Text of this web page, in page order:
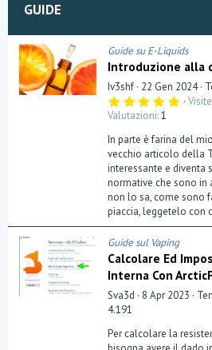
GUIDE
Guide su E-Liquids
Introduzione alla
Iv3shf 22 Gen 2024
5
0
s
t
e
l
l
a
(
e
)
Visite
Valutazioni 1
In parte è farina del
vecchio articolo della
interessante e diventa
normative che sono in
non lo sa, come sono
piaccia, leggetelo con
Guide sul Vaping
Calcolare Ed
Interna Con
Sva3d 8 Apr 2023
4.191
Per calcolare la